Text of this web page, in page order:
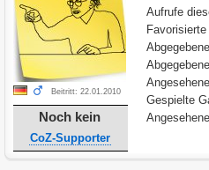
Beitritt: 22.01.2010
Noch kein
CoZ-Supporter
Aufrufe
Gespielte